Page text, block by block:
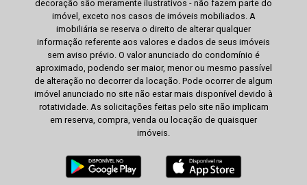
decoração são meramente ilustrativos - não fazem parte do
imóvel, exceto nos casos de imóveis mobiliados. A
imobiliária se reserva o direito de alterar qualquer
informação referente aos valores e dados de seus imóveis
sem aviso prévio. O valor anunciado do condomínio é
aproximado, podendo ser maior, menor ou mesmo passível
de alteração no decorrer da locação. Pode ocorrer de algum
imóvel anunciado no site não estar mais disponível devido à
rotatividade. As solicitações feitas pelo site não implicam
em reserva, compra, venda ou locação de quaisquer
imóveis.